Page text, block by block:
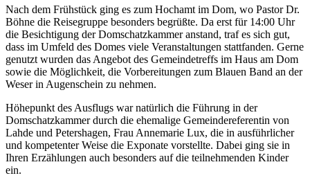
Nach dem Frühstück ging es zum Hochamt im Dom, wo Pastor Dr.
Böhne die Reisegruppe besonders begrüßte. Da erst für 14:00 Uhr
die Besichtigung der Domschatzkammer anstand, traf es sich gut,
dass im Umfeld des Domes viele Veranstaltungen stattfanden. Gerne
genutzt wurden das Angebot des Gemeindetreffs im Haus am Dom
sowie die Möglichkeit, die Vorbereitungen zum Blauen Band an der
Weser in Augenschein zu nehmen.
Höhepunkt des Ausflugs war natürlich die Führung in der
Domschatzkammer durch die ehemalige Gemeindereferentin von
Lahde und Petershagen, Frau Annemarie Lux, die in ausführlicher
und kompetenter Weise die Exponate vorstellte. Dabei ging sie in
Ihren Erzählungen auch besonders auf die teilnehmenden Kinder
ein.